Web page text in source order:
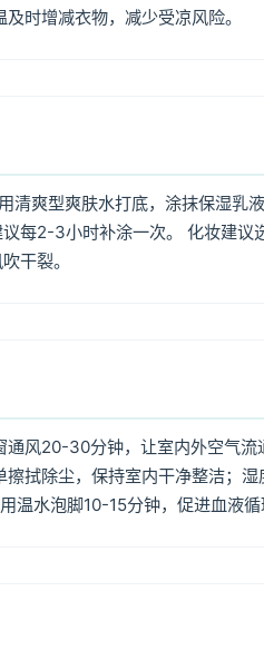
时增减衣物，减少受凉风险。
清爽型爽肤水打底，涂抹保湿乳
每2-3小时补涂一次。 化妆建议
干裂。
风20-30分钟，让室内外空气流
拭除尘，保持室内干净整洁；
水泡脚10-15分钟，促进血液循